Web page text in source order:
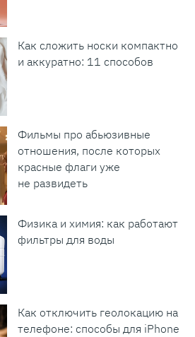
Как сложить носки компактно
и аккуратно: 11 способов
Фильмы про абьюзивные
отношения, после которых
красные флаги уже
не развидеть
Физика и химия: как работают
фильтры для воды
Как отключить геолокацию на
телефоне: способы для iPhone